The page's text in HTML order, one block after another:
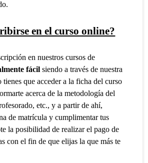
en el curso online?
en nuestros cursos de
fácil siendo a través de nuestra
que acceder a la ficha del curso
acerca de la metodología del
etc., y a partir de ahí,
de matrícula y cumplimentar tus
la posibilidad de realizar el pago de
con el fin de que elijas la que más te